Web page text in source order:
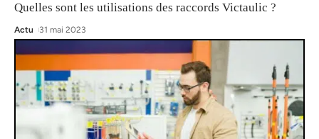
Quelles sont les utilisations des raccords Victaulic ?
Actu 31 mai 2023